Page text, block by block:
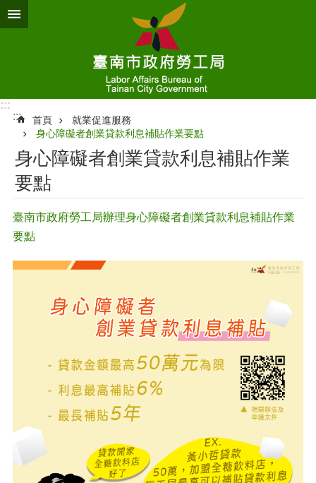
跳到主要內容區塊
:::
:::
首頁
就業促進服務
身心障礙者創業貸款利息補貼作業要點
身心障礙者創業貸款利息補貼作業
要點
臺南市政府勞工局辦理身心障礙者創業貸款利息補貼作業
要點